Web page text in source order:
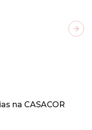
na CASACOR